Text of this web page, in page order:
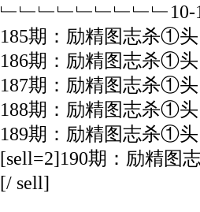
185期：励精图志杀①
186期：励精图志杀①
187期：励精图志杀①
188期：励精图志杀①
189期：励精图志杀①
[sell=2]190期：励精图
[/ sell]